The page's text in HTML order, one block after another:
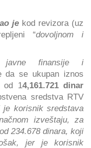
je kod revizora (uz
“dovoljnom i
javne finansije i
da se ukupan iznos
od 14,161.721 dinar
sredstva RTV
je korisnik sredstava
izveštaju, za
234.678 dinara, koji
jer je korisnik